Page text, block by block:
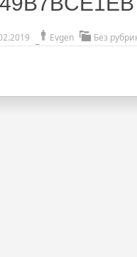
Evgen Без